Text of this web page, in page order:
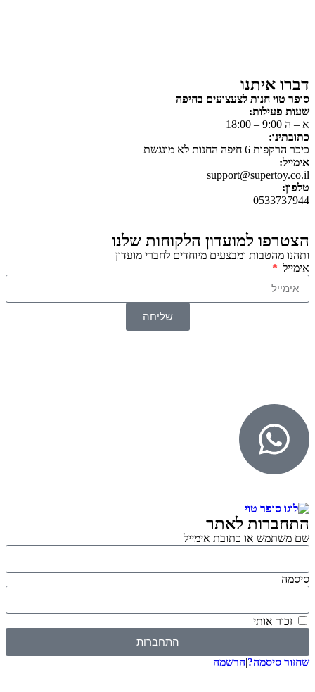
דברו איתנו
סופר טוי חנות לצעצועים בחיפה
שעות פעילות:
א – ה 9:00 – 18:00
כתובתינו:
כיכר הרקפות 6 חיפה החנות לא מונגשת
אימייל:
support@supertoy.co.il
טלפון:
0533737944
הצטרפו למועדון הלקוחות שלנו
ותהנו מהטבות ומבצעים מיוחדים לחברי מועדון
אימייל
שליחה
התחברות לאתר
שם משתמש או כתובת אימייל
סיסמה
זכור אותי
התחברות
שחזור סיסמה?|הרשמה